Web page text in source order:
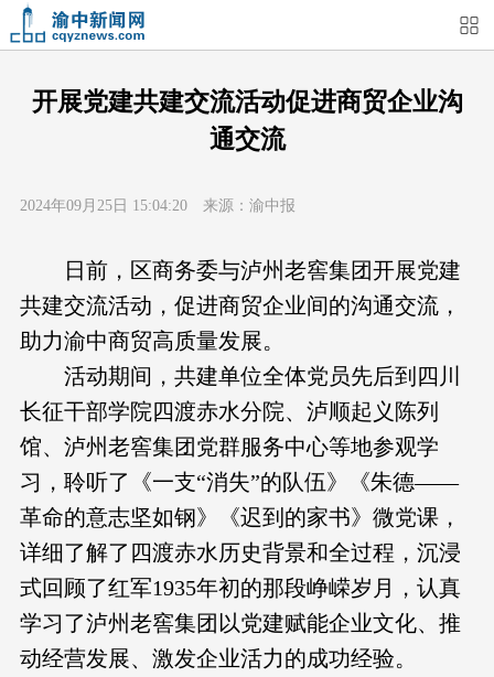
首页 媒体关注 今日头条 热点新闻
游在渝中 购在渝中 娱在渝中 美图集
形象片 短视频
开展党建共建交流活动促进商贸企业沟
通交流
2024年09月25日 15:04:20 来源：渝中报
日前，区商务委与泸州老窖集团开展党建
共建交流活动，促进商贸企业间的沟通交流，
助力渝中商贸高质量发展。
活动期间，共建单位全体党员先后到四川
长征干部学院四渡赤水分院、泸顺起义陈列
馆、泸州老窖集团党群服务中心等地参观学
习，聆听了《一支“消失”的队伍》《朱德——
革命的意志坚如钢》《迟到的家书》微党课，
详细了解了四渡赤水历史背景和全过程，沉浸
式回顾了红军1935年初的那段峥嵘岁月，认真
学习了泸州老窖集团以党建赋能企业文化、推
动经营发展、激发企业活力的成功经验。